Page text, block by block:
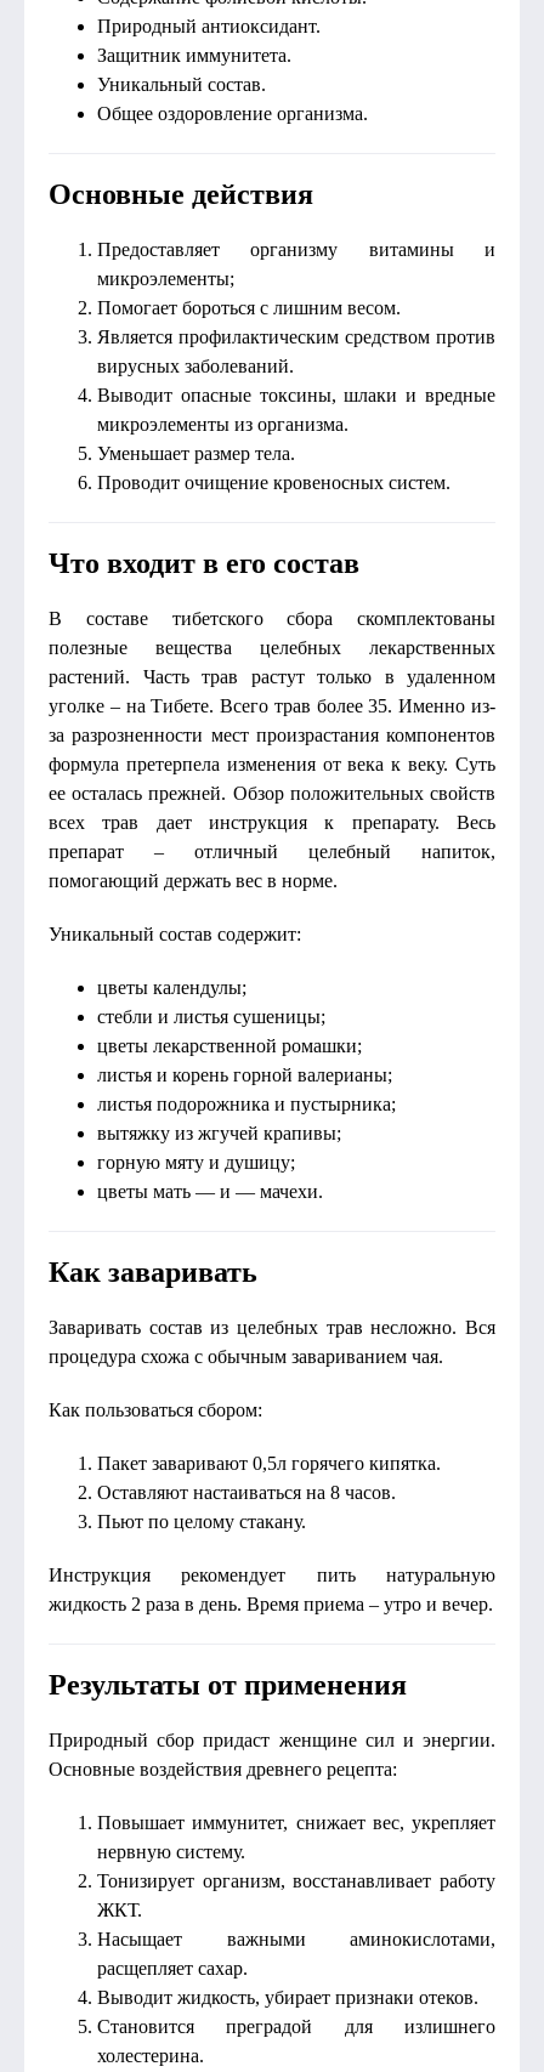
Природный антиоксидант.
Защитник иммунитета.
Уникальный состав.
Общее оздоровление организма.
Основные действия
Предоставляет организму витамины и
микроэлементы;
Помогает бороться с лишним весом.
Является профилактическим средством против
вирусных заболеваний.
Выводит опасные токсины, шлаки и вредные
микроэлементы из организма.
Уменьшает размер тела.
Проводит очищение кровеносных систем.
Что входит в его состав
В составе тибетского сбора скомплектованы
полезные вещества целебных лекарственных
растений. Часть трав растут только в удаленном
уголке – на Тибете. Всего трав более 35. Именно из-
за разрозненности мест произрастания компонентов
формула претерпела изменения от века к веку. Суть
ее осталась прежней. Обзор положительных свойств
всех трав дает инструкция к препарату. Весь
препарат – отличный целебный напиток,
помогающий держать вес в норме.
Уникальный состав содержит:
цветы календулы;
стебли и листья сушеницы;
цветы лекарственной ромашки;
листья и корень горной валерианы;
листья подорожника и пустырника;
вытяжку из жгучей крапивы;
горную мяту и душицу;
цветы мать — и — мачехи.
Как заваривать
Заваривать состав из целебных трав несложно. Вся
процедура схожа с обычным завариванием чая.
Как пользоваться сбором:
Пакет заваривают 0,5л горячего кипятка.
Оставляют настаиваться на 8 часов.
Пьют по целому стакану.
Инструкция рекомендует пить натуральную
жидкость 2 раза в день. Время приема – утро и вечер.
Результаты от применения
Природный сбор придаст женщине сил и энергии.
Основные воздействия древнего рецепта:
Повышает иммунитет, снижает вес, укрепляет
нервную систему.
Тонизирует организм, восстанавливает работу
ЖКТ.
Насыщает важными аминокислотами,
расщепляет сахар.
Выводит жидкость, убирает признаки отеков.
Становится преградой для излишнего
холестерина.